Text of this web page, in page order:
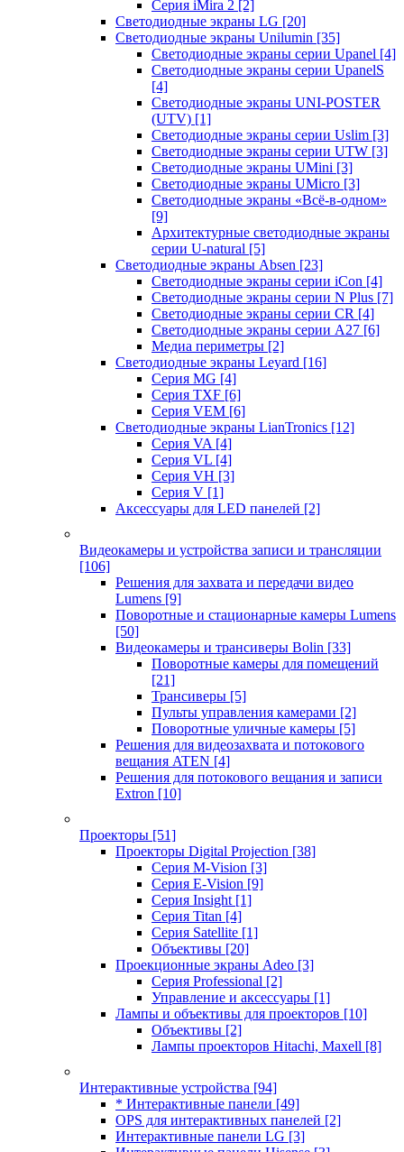
Серия iMira 2 [2]
Светодиодные экраны LG [20]
Светодиодные экраны Unilumin [35]
Светодиодные экраны серии Upanel [4]
Светодиодные экраны серии UpanelS
[4]
Светодиодные экраны UNI-POSTER
(UTV) [1]
Светодиодные экраны серии Uslim [3]
Светодиодные экраны серии UTW [3]
Светодиодные экраны UMini [3]
Светодиодные экраны UMicro [3]
Светодиодные экраны «Всё-в-одном»
[9]
Архитектурные светодиодные экраны
серии U-natural [5]
Светодиодные экраны Absen [23]
Светодиодные экраны серии iCon [4]
Светодиодные экраны серии N Plus [7]
Светодиодные экраны серии CR [4]
Светодиодные экраны серии А27 [6]
Медиа периметры [2]
Светодиодные экраны Leyard [16]
Серия MG [4]
Серия TXF [6]
Серия VEM [6]
Светодиодные экраны LianTronics [12]
Серия VA [4]
Серия VL [4]
Серия VH [3]
Серия V [1]
Аксессуары для LED панелей [2]
Видеокамеры и устройства записи и трансляции
[106]
Решения для захвата и передачи видео
Lumens [9]
Поворотные и стационарные камеры Lumens
[50]
Видеокамеры и трансиверы Bolin [33]
Поворотные камеры для помещений
[21]
Трансиверы [5]
Пульты управления камерами [2]
Поворотные уличные камеры [5]
Решения для видеозахвата и потокового
вещания ATEN [4]
Решения для потокового вещания и записи
Extron [10]
Проекторы [51]
Проекторы Digital Projection [38]
Серия M-Vision [3]
Серия E-Vision [9]
Серия Insight [1]
Серия Titan [4]
Серия Satellite [1]
Объективы [20]
Проекционные экраны Adeo [3]
Серия Professional [2]
Управление и аксессуары [1]
Лампы и объективы для проекторов [10]
Объективы [2]
Лампы проекторов Hitachi, Maxell [8]
Интерактивные устройства [94]
* Интерактивные панели [49]
OPS для интерактивных панелей [2]
Интерактивные панели LG [3]